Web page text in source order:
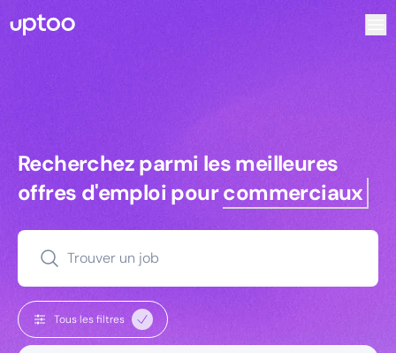
Recherchez parmi les meilleures
Recherchez parmi les meilleures
offres d'emploi pourcommerciaux
Trouver un job
Tous les filtres